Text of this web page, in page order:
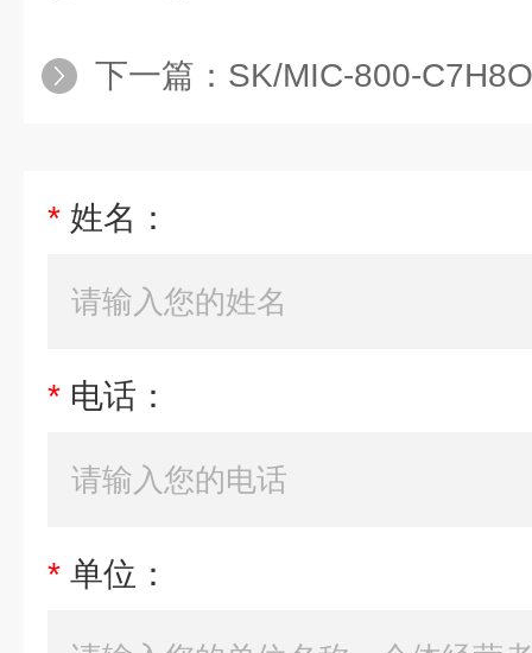
下一篇： SK/MIC-800-C7H8O-Y东日瀛
* 姓名：
* 电话：
* 单位：